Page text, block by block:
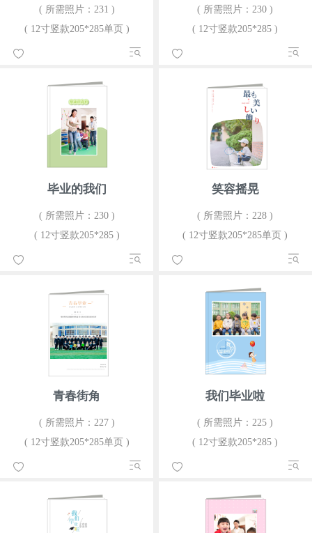
( 所需照片：231 )
( 12寸竖款205*285单页 )
( 所需照片：230 )
( 12寸竖款205*285 )
毕业的我们
( 所需照片：230 )
( 12寸竖款205*285 )
笑容摇晃
( 所需照片：228 )
( 12寸竖款205*285单页 )
青春街角
( 所需照片：227 )
( 12寸竖款205*285单页 )
我们毕业啦
( 所需照片：225 )
( 12寸竖款205*285 )